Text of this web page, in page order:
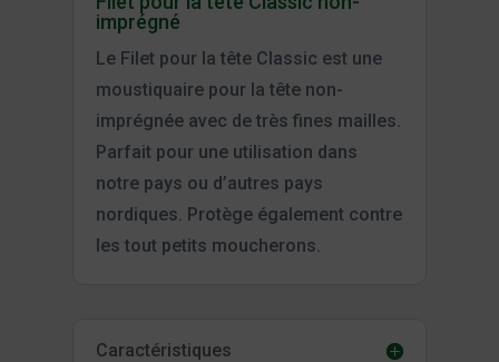
imprégné
Le Filet pour la tête Classic est une
moustiquaire pour la tête non-
imprégnée avec de très fines mailles.
Parfait pour une utilisation dans
notre pays ou d’autres pays
nordiques. Protège également contre
les tout petits moucherons.
Caractéristiques